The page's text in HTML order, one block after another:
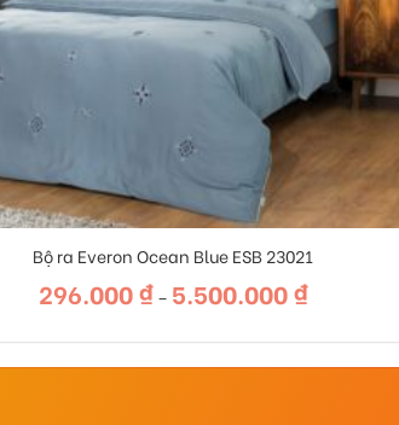
Bộ ra Everon Ocean Blue ESB 23021
296.000₫ – 5.500.000₫Khoảng
giá:
296.000 ₫
5.500.000 ₫